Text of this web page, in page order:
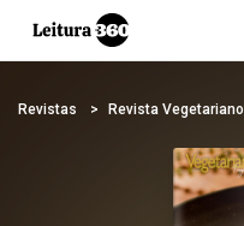
Revistas Revista Vegetariano